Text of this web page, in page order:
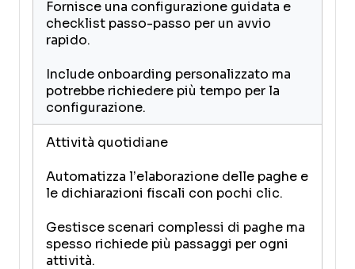
Fornisce una configurazione guidata e
checklist passo-passo per un avvio
rapido.
Include onboarding personalizzato ma
potrebbe richiedere più tempo per la
configurazione.
Attività quotidiane
Automatizza l’elaborazione delle paghe e
le dichiarazioni fiscali con pochi clic.
Gestisce scenari complessi di paghe ma
spesso richiede più passaggi per ogni
attività.